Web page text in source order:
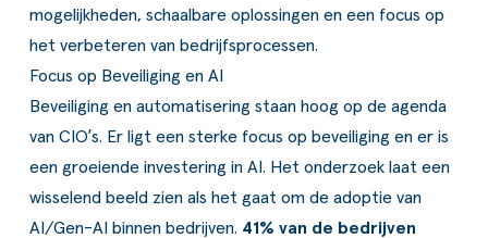
mogelijkheden, schaalbare oplossingen en een focus op
het verbeteren van bedrijfsprocessen.
Focus op Beveiliging en AI
Beveiliging en automatisering staan hoog op de agenda
van CIO’s. Er ligt een sterke focus op beveiliging en er is
een groeiende investering in AI. Het onderzoek laat een
wisselend beeld zien als het gaat om de adoptie van
AI/Gen-AI binnen bedrijven. 41% van de bedrijven